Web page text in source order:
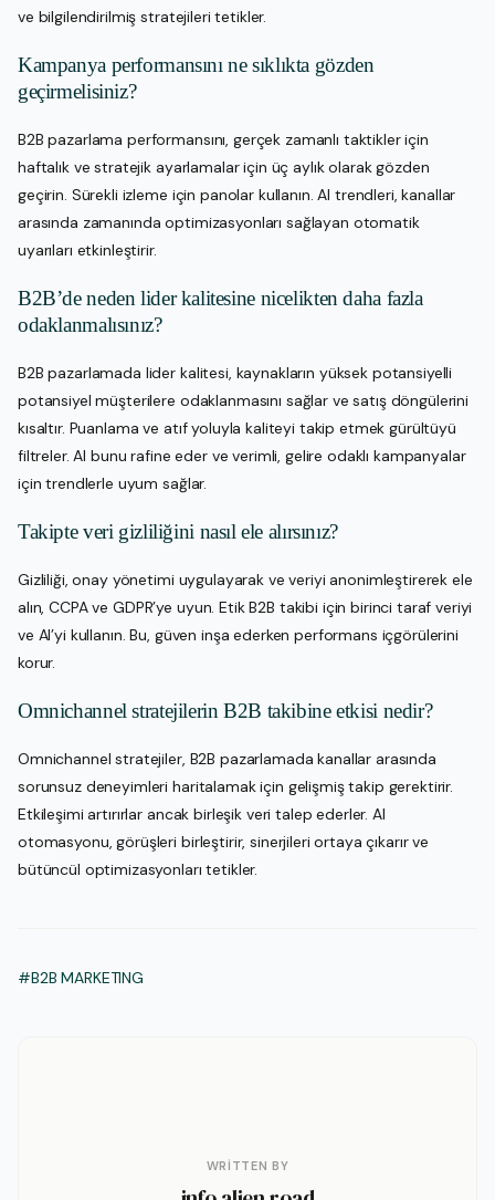
ve bilgilendirilmiş stratejileri tetikler.
Kampanya performansını ne sıklıkta gözden
geçirmelisiniz?
B2B pazarlama performansını, gerçek zamanlı taktikler için
haftalık ve stratejik ayarlamalar için üç aylık olarak gözden
geçirin. Sürekli izleme için panolar kullanın. AI trendleri, kanallar
arasında zamanında optimizasyonları sağlayan otomatik
uyarıları etkinleştirir.
B2B’de neden lider kalitesine nicelikten daha fazla
odaklanmalısınız?
B2B pazarlamada lider kalitesi, kaynakların yüksek potansiyelli
potansiyel müşterilere odaklanmasını sağlar ve satış döngülerini
kısaltır. Puanlama ve atıf yoluyla kaliteyi takip etmek gürültüyü
filtreler. AI bunu rafine eder ve verimli, gelire odaklı kampanyalar
için trendlerle uyum sağlar.
Takipte veri gizliliğini nasıl ele alırsınız?
Gizliliği, onay yönetimi uygulayarak ve veriyi anonimleştirerek ele
alın, CCPA ve GDPR’ye uyun. Etik B2B takibi için birinci taraf veriyi
ve AI’yi kullanın. Bu, güven inşa ederken performans içgörülerini
korur.
Omnichannel stratejilerin B2B takibine etkisi nedir?
Omnichannel stratejiler, B2B pazarlamada kanallar arasında
sorunsuz deneyimleri haritalamak için gelişmiş takip gerektirir.
Etkileşimi artırırlar ancak birleşik veri talep ederler. AI
otomasyonu, görüşleri birleştirir, sinerjileri ortaya çıkarır ve
bütüncül optimizasyonları tetikler.
#B2B MARKETING
WRITTEN BY